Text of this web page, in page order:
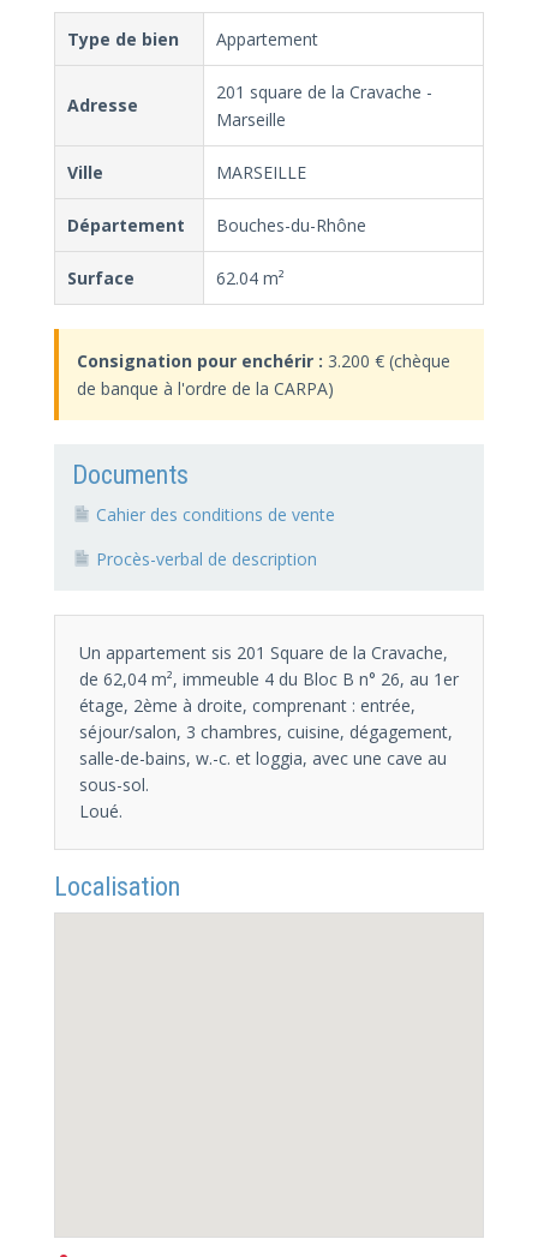
Type de bien Appartement
Adresse
201 square de la Cravache -
Marseille
Ville MARSEILLE
Département Bouches-du-Rhône
Surface 62.04 m²
Consignation pour enchérir : 3.200 € (chèque
de banque à l'ordre de la CARPA)
Documents
Cahier des conditions de vente
Procès-verbal de description
Un appartement sis 201 Square de la Cravache,
de 62,04 m², immeuble 4 du Bloc B n° 26, au 1er
étage, 2ème à droite, comprenant : entrée,
séjour/salon, 3 chambres, cuisine, dégagement,
salle-de-bains, w.-c. et loggia, avec une cave au
sous-sol.
Loué.
Localisation